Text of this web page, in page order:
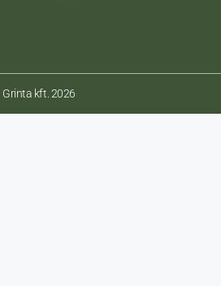
Grinta kft. 2026